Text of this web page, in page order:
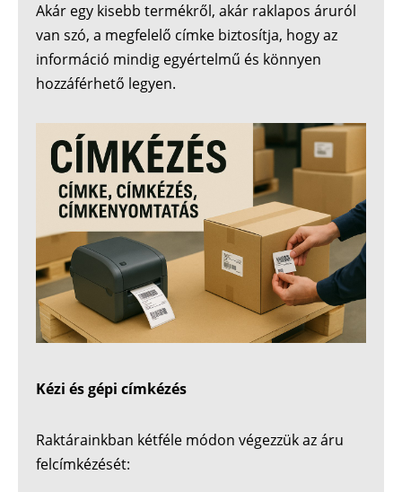
Akár egy kisebb termékről, akár raklapos áruról
van szó, a megfelelő címke biztosítja, hogy az
információ mindig egyértelmű és könnyen
hozzáférhető legyen.
Kézi és gépi címkézés
Raktárainkban kétféle módon végezzük az áru
felcímkézését: